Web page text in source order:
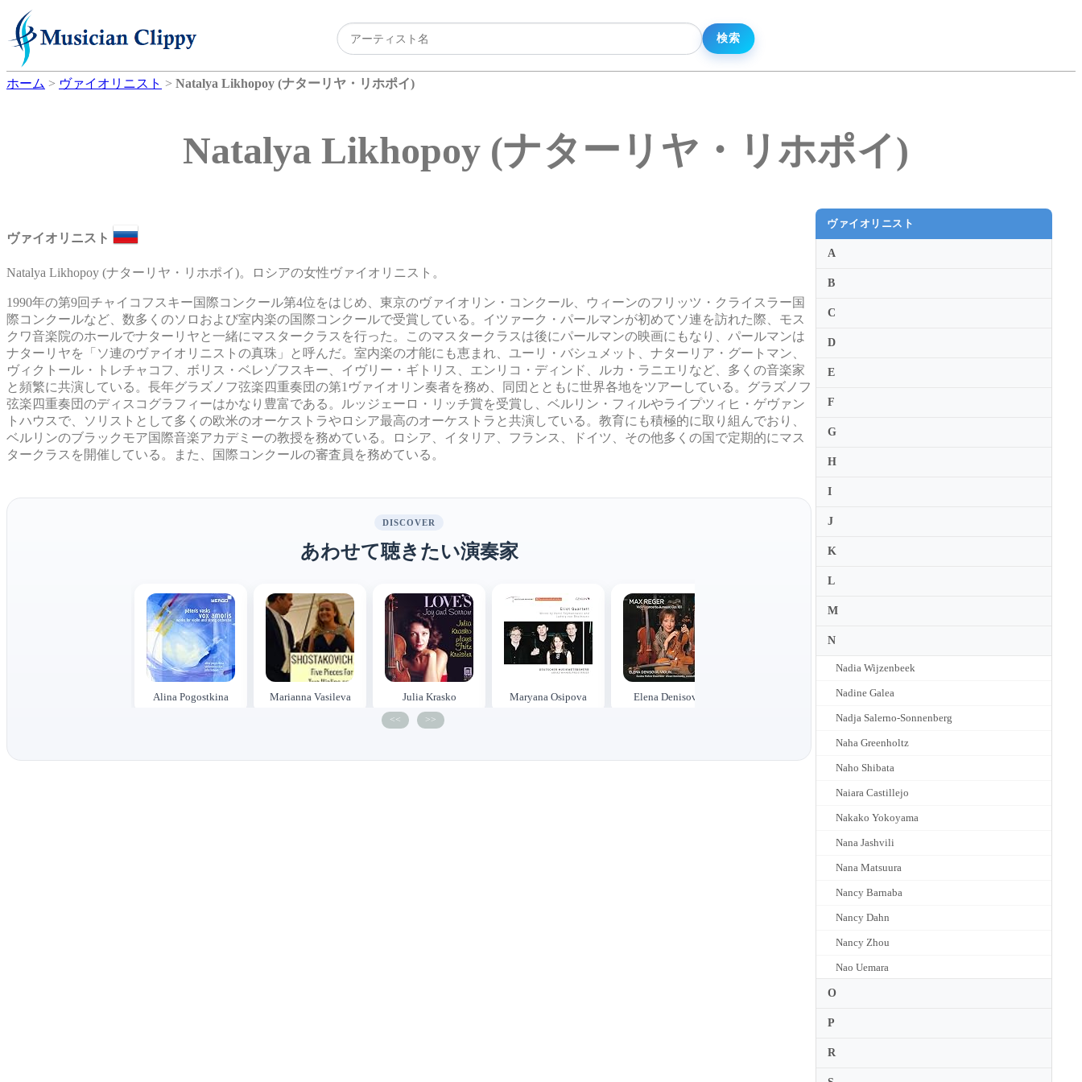
ホーム > ヴァイオリニスト > Natalya Likhopoy (ナターリヤ・リホポイ)
Natalya Likhopoy (ナターリヤ・リホポイ)
ヴァイオリニスト
Natalya Likhopoy (ナターリヤ・リホポイ)。ロシアの女性ヴァイオリニスト。
1990年の第9回チャイコフスキー国際コンクール第4位をはじめ、東京のヴァイオリン・コンクール、ウィーンのフリッツ・クライスラー国
際コンクールなど、数多くのソロおよび室内楽の国際コンクールで受賞している。イツァーク・パールマンが初めてソ連を訪れた際、モス
クワ音楽院のホールでナターリヤと一緒にマスタークラスを行った。このマスタークラスは後にパールマンの映画にもなり、パールマンは
ナターリヤを「ソ連のヴァイオリニストの真珠」と呼んだ。室内楽の才能にも恵まれ、ユーリ・バシュメット、ナターリア・グートマン、
ヴィクトール・トレチャコフ、ボリス・ベレゾフスキー、イヴリー・ギトリス、エンリコ・ディンド、ルカ・ラニエリなど、多くの音楽家
と頻繁に共演している。長年グラズノフ弦楽四重奏団の第1ヴァイオリン奏者を務め、同団とともに世界各地をツアーしている。グラズノフ
弦楽四重奏団のディスコグラフィーはかなり豊富である。ルッジェーロ・リッチ賞を受賞し、ベルリン・フィルやライプツィヒ・ゲヴァン
トハウスで、ソリストとして多くの欧米のオーケストラやロシア最高のオーケストラと共演している。教育にも積極的に取り組んでおり、
ベルリンのブラックモア国際音楽アカデミーの教授を務めている。ロシア、イタリア、フランス、ドイツ、その他多くの国で定期的にマス
タークラスを開催している。また、国際コンクールの審査員を務めている。
DISCOVER
あわせて聴きたい演奏家
Alina Pogostkina Marianna Vasileva Julia Krasko Maryana Osipova Elena Denisova Julia Sakharova
<< >>
ヴァイオリニスト
A
B
C
D
E
F
G
H
I
J
K
L
M
N
Nadia Wijzenbeek
Nadine Galea
Nadja Salerno-Sonnenberg
Naha Greenholtz
Naho Shibata
Naiara Castillejo
Nakako Yokoyama
Nana Jashvili
Nana Matsuura
Nancy Barnaba
Nancy Dahn
Nancy Zhou
Nao Uemara
Naoka Aoki
O
P
R